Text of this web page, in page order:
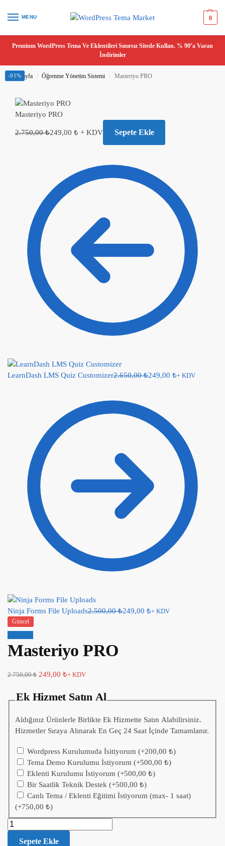
MENU 0
Premium WordPress Tema Ve Eklentileri Sınırsız Sitede Kullan. % 90’a Varan
İndirimler
Ana Sayfa / Öğrenme Yönetim Sistemi / Masteriyo PRO
Masteriyo PRO
2.750,00₺249,00 ₺ + KDV Sepete Ekle
LearnDash LMS Quiz Customizer2.650,00₺249,00 ₺+ KDV
Ninja Forms File Uploads2.500,00₺249,00 ₺+ KDV
Güncel
Masteriyo PRO
2.750,00₺ 249,00 ₺+ KDV
-91%
Ek Hizmet Satın Al
Aldığınız Ürünlerle Birlikte Ek Hizmette Satın Alabilirsiniz.
Hizmetler Sıraya Alınarak En Geç 24 Saat İçinde Tamamlanır.
Wordpress Kurulumuda İsitiyorum(+200,00₺)
Tema Demo Kurulumu İstiyorum(+500,00₺)
Eklenti Kurulumu İstiyorum(+500,00₺)
Bir Saatlik Teknik Destek(+500,00₺)
Canlı Tema / Eklenti Eğitimi İstiyorum (max- 1 saat)
(+750,00₺)
Sepete Ekle